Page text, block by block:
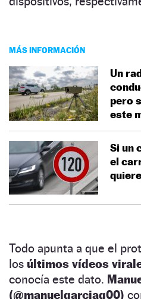
MÁS INFORMACIÓN
Un
pero
este
Si un
el
Todo apunta a que el
los últimos vídeos
conocía este dato.
(@manuelgarciag00)